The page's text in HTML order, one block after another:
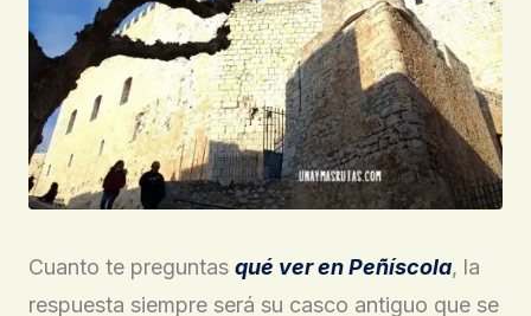
Cuanto te preguntas qué ver en Peñíscola, la
respuesta siempre será su casco antiguo que se